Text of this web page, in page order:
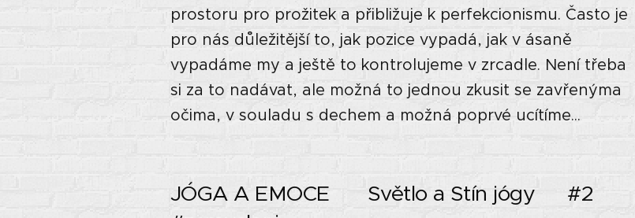
prostoru pro prožitek a přibližuje k perfekcionismu. Často je
pro nás důležitější to, jak pozice vypadá, jak v ásaně
vypadáme my a ještě to kontrolujeme v zrcadle. Není třeba
si za to nadávat, ale možná to jednou zkusit se zavřenýma
očima, v souladu s dechem a možná poprvé ucítíme...
JÓGA A EMOCE 🙏🏼 Světlo a Stín jógy🌘 #2